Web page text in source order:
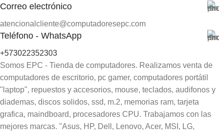
Correo electrónico
atencionalcliente@computadoresepc.com
Teléfono - WhatsApp
+573022352303
Somos EPC - Tienda de computadores. Realizamos venta de
computadores de escritorio, pc gamer, computadores portátil
"laptop", repuestos y accesorios, mouse, teclados, audifonos y
diademas, discos solidos, ssd, m.2, memorias ram, tarjeta
grafica, maindboard, procesadores CPU. Trabajamos con las
mejores marcas. "Asus, HP, Dell, Lenovo, Acer, MSI, LG,